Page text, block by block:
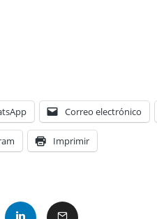
Correo electrónico
Imprimir